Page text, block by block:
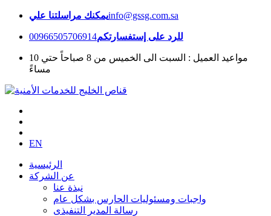
يمكنك مراسلتنا عليinfo@gssg.com.sa
للرد على إستفسارتكم00966505706914
مواعيد العميل : السبت الى الخميس من 8 صباحاً حتي 10
مساءً
EN
الرئيسية
عن الشركة
نبذة عنا
واجبات ومسئوليات الحارس بشكل عام
رسالة المدير التنفيذى